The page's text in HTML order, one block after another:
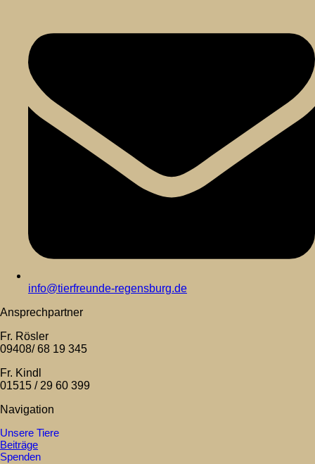
info@tierfreunde-regensburg.de
Ansprechpartner
Fr. Rösler
09408/ 68 19 345
Fr. Kindl
01515 / 29 60 399
Navigation
Unsere Tiere
Beiträge
Spenden